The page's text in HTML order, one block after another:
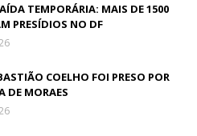
TEMPORÁRIA: MAIS DE 1500
PRESÍDIOS NO DF
COELHO FOI PRESO POR
DE MORAES